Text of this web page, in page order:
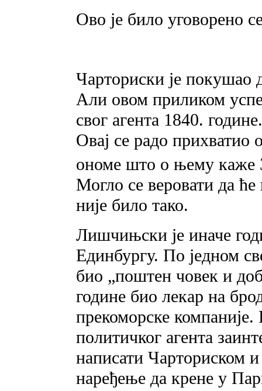
Ово је било уговорено
Чарториски је покушао
Али овом приликом
свог агента 1840.
Овај се радо прихватио
ономе што о њему каже
Могло се веровати да
није било тако.
Лишчињски је иначе
Единбургу. По једном
био „поштен човек и
године био лекар на
прекоморске компаније.
политичког агента
написати Чарториском
наређење да крене у